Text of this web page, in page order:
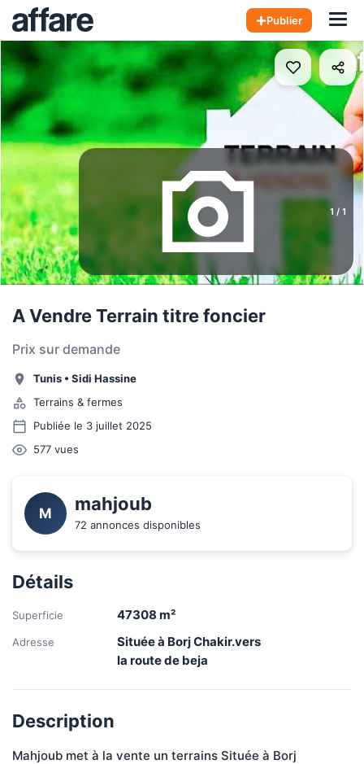
Publier
1 / 1
A Vendre Terrain titre foncier
Prix sur demande
Tunis • Sidi Hassine
Terrains & fermes
Publiée le 3 juillet 2025
577 vues
M mahjoub
72 annonces disponibles
Détails
Superficie 47308 m²
Adresse
Située à Borj Chakir.vers
la route de beja
Description
Mahjoub met à la vente un terrains Située à Borj